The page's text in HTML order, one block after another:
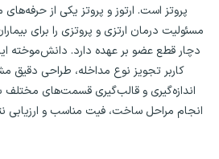
پروتز است. ارتوز و پروتز یکی از
مسئولیت درمان ارتزی و پروتزی را برای
دچار قطع عضو بر عهده دارد. دانش‌موخته این
کاربر تجویز نوع مداخله، طراحی دقیق
اندازه‌گیری و قالب‌گیری قسمت‌های مختلف
انجام مراحل ساخت، فیت مناسب و ارزیابی